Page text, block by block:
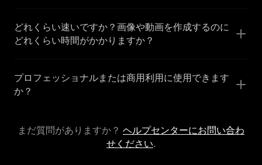
どれくらい速いですか？画像や動画を作成するのに
どれくらい時間がかかりますか？
プロフェッショナルまたは商用利用に使用できます
か？
まだ質問がありますか？ ヘルプセンターにお問い合わ
せください.